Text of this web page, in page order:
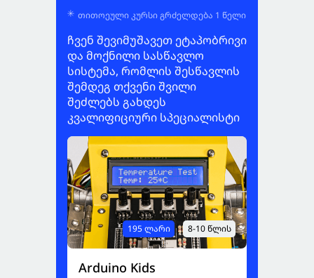
თითოეული კურსი გრძელდება 1 წელი
ჩვენ შევიმუშავეთ ეტაპობრივი
და მოქნილი სასწავლო
სისტემა, რომლის შესწავლის
შემდეგ თქვენი შვილი
შეძლებს გახდეს
კვალიფიციური სპეციალისტი
195 ლარი 8-10 წლის
Arduino Kids